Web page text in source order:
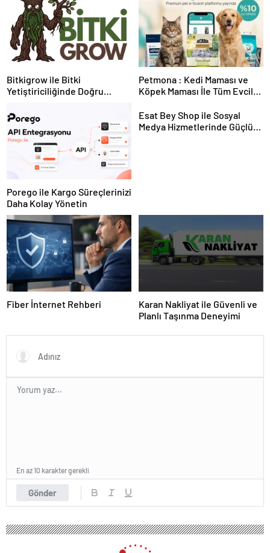
Bitkigrow ile Bitki
Yetiştiriciliğinde Doğru
Petmona : Kedi Maması ve
Köpek Maması İle Tüm Evcil
Porego ile Kargo Süreçlerinizi
Daha Kolay Yönetin
Esat Bey Shop ile Sosyal
Medya Hizmetlerinde Güçlü
Fiber İnternet Rehberi
Karan Nakliyat ile Güvenli ve
Planlı Taşınma Deneyimi
Gönder
En az 10 karakter gerekli